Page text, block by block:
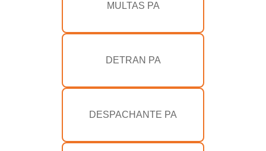
MULTAS PA
DETRAN PA
DESPACHANTE PA